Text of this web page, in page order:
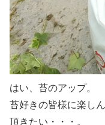
はい、苔のアップ。
苔好きの皆様に楽し
頂きたい・・・。